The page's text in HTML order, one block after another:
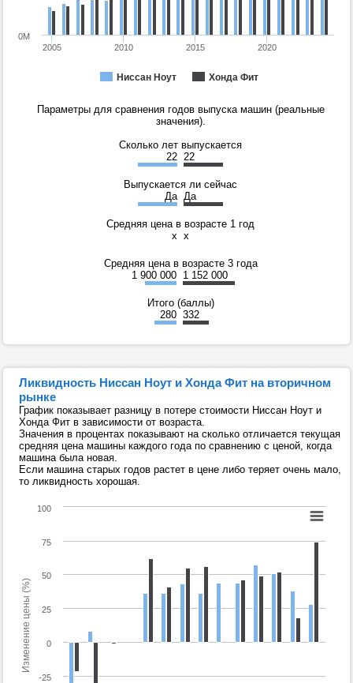
Ниссан Ноут Хонда Фит
2005 2010 2015 2020
0M
Параметры для сравнения годов выпуска машин (реальные
значения).
Сколько лет выпускается
22 22
Выпускается ли сейчас
Да Да
Средняя цена в возрасте 1 год
x x
Средняя цена в возрасте 3 года
1 900 000 1 152 000
Итого (баллы)
280 332
Ликвидность Ниссан Ноут и Хонда Фит на вторичном
рынке
График показывает разницу в потере стоимости Ниссан Ноут и
Хонда Фит в зависимости от возраста.
Значения в процентах показывают на сколько отличается текущая
средняя цена машины каждого года по сравнению с ценой, когда
машина была новая.
Если машина старых годов растет в цене либо теряет очень мало,
то ликвидность хорошая.
Изменение цены (%)
-25
0
25
50
75
100